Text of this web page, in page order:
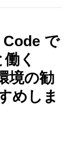
Code で
く
境の勧
めしま